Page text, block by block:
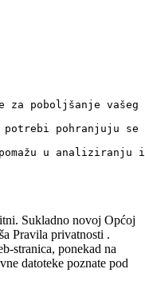
za poboljšanje
potrebi pohranjuju
u
Sukladno novoj Općoj
Pravila privatnosti .
stranica, ponekad na
datoteke poznate pod